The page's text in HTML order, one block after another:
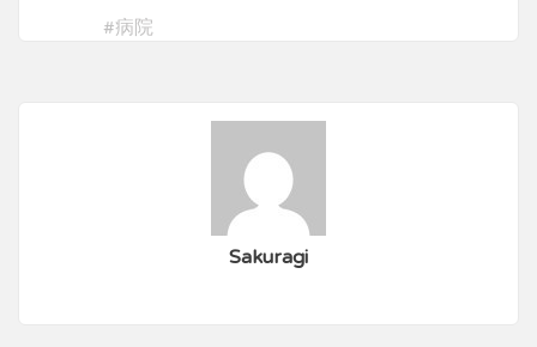
#病院
Sakuragi